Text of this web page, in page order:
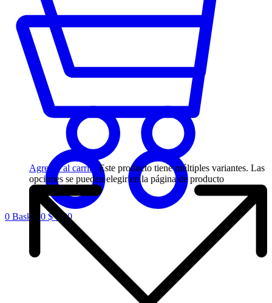
0 Basket 0 $0,00
Agregar al carrito
Este producto tiene múltiples variantes. Las
opciones se pueden elegir en la página de producto